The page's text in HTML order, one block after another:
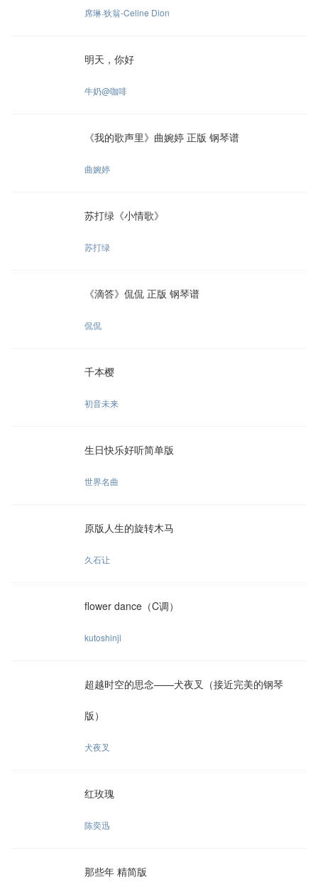
席琳·狄翁-Celine Dion
明天，你好
牛奶@咖啡
《我的歌声里》曲婉婷 正版 钢琴谱
曲婉婷
苏打绿《小情歌》
苏打绿
《滴答》侃侃 正版 钢琴谱
侃侃
千本樱
初音未来
生日快乐好听简单版
世界名曲
原版人生的旋转木马
久石让
flower dance（C调）
kutoshinji
超越时空的思念——犬夜叉（接近完美的钢琴
版）
犬夜叉
红玫瑰
陈奕迅
那些年 精简版